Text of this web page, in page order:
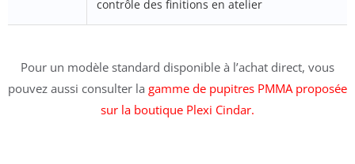
contrôle des finitions en atelier
Pour un modèle standard disponible à l’achat direct, vous
pouvez aussi consulter la gamme de pupitres PMMA proposée
sur la boutique Plexi Cindar.